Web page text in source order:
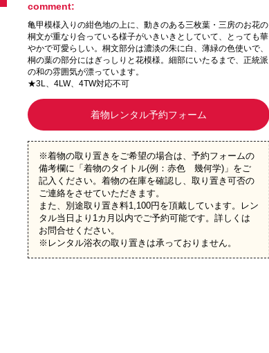
comment:
亀甲模様入りの紺色地の上に、動きのある三枚葉・三房のお花の
桐文が重なり合っている様子がいきいきとしていて、とっても華
やかで可愛らしい。桐文部分は濃淡の朱に白、薄緑の色使いで、
桐の葉の部分にはぎっしりと花模様。細部にいたるまで、正統派
の和の雰囲気が漂っています。
★3L、4LW、4TW対応不可
着物レンタル予約フォーム
※着物の取り置きをご希望の場合は、予約フォームの
備考欄に「着物のタイトル(例：赤色 幾何学)」をご
記入ください。着物の在庫を確認し、取り置き可否の
ご連絡をさせていただきます。
また、別途取り置き料1,100円を頂戴しています。レン
タル当日より1カ月以内でご予約可能です。詳しくは
お問合せください。
※レンタル浴衣の取り置きは承っておりません。